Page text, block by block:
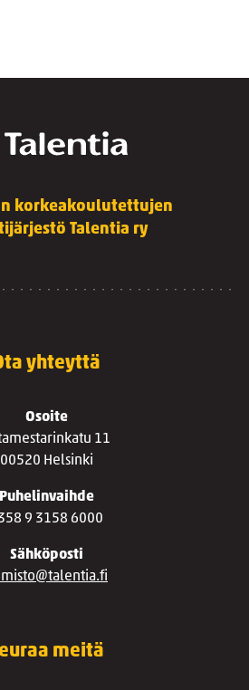
korkeakoulutettujen
Talentia ry
yhteyttä
Osoite
11
00520 Helsinki
Puhelinvaihde
9 3158 6000
Sähköposti
meitä